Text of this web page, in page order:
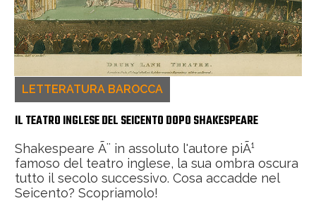
LETTERATURA BAROCCA
IL TEATRO INGLESE DEL SEICENTO DOPO SHAKESPEARE
Shakespeare Ã¨ in assoluto l'autore piÃ¹
famoso del teatro inglese, la sua ombra oscura
tutto il secolo successivo. Cosa accadde nel
Seicento? Scopriamolo!